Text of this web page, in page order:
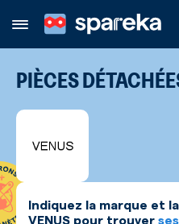
PIÈCES
Indiquez la marque et
VENUS pour trouver